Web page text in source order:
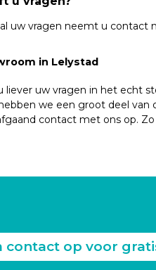
uw vragen neemt u contact
in Lelystad
liever uw vragen in het echt
we een groot deel van
contact met ons op.
op voor